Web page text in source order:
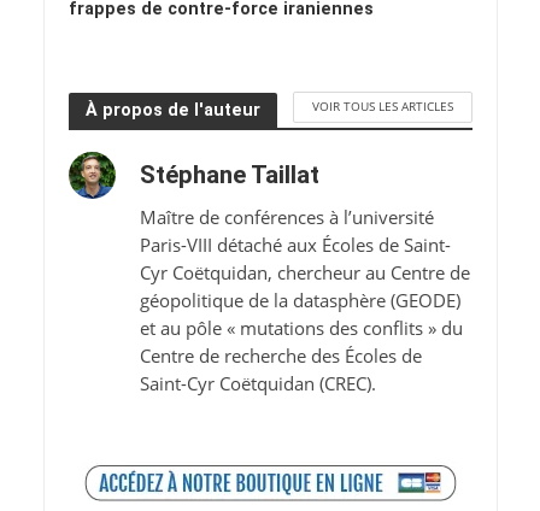
frappes de contre-force iraniennes
À propos de l'auteur VOIR TOUS LES ARTICLES
Stéphane Taillat
Maître de conférences à l’université
Paris-VIII détaché aux Écoles de Saint-
Cyr Coëtquidan, chercheur au Centre de
géopolitique de la datasphère (GEODE)
et au pôle « mutations des conflits » du
Centre de recherche des Écoles de
Saint-Cyr Coëtquidan (CREC).